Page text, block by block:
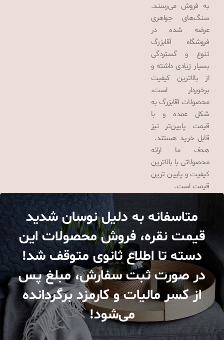
به فروش می‌رسند.
سنگ‌های جواهری
عرضه شده در
فروشگاه آقابزرگ
تنوع و گستردگی
بسیار زیادی داشته و
از بالاترین کیفیت
برخوردار است،
محصولات آقابزرگ به
شکل عمده و با
قیمت پایین‌تر نیز
قابل خرید هستند.
هدف ما ارائه
محصولاتی با بالاترین
کیفیت و پایین ترین
قیمت است.
متاسفانه به دلیل نوسان شدید
قیمت نقره، فروش محصولات این
دسته تا اطلاع ثانوی متوقف شد!
در صورت ثبت سفارش، مبلغ پس
از کسر مالیات و کارمزد برگردانده
می‌شود!